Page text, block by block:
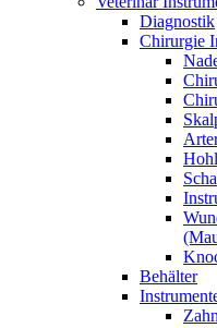
Diagnostik
Chirurgie
Behälter